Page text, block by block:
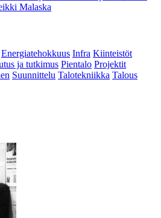
Malaska
Energiatehokkuus Infra Kiinteistöt
ja tutkimus Pientalo Projektit
Suunnittelu Talotekniikka Talous